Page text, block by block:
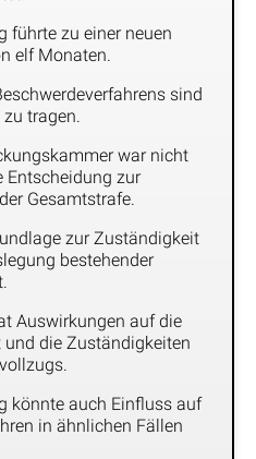
führte zu einer neuen
elf Monaten.
sind
tragen.
war nicht
Entscheidung zur
Gesamtstrafe.
zur Zuständigkeit
bestehender
Auswirkungen auf die
und die Zuständigkeiten
könnte auch Einfluss auf
in ähnlichen Fällen